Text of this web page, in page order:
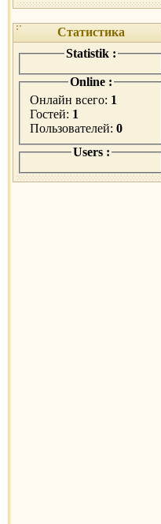
Статистика
Statistik :
Online :
Онлайн всего: 1
Гостей: 1
Пользователей: 0
Users :